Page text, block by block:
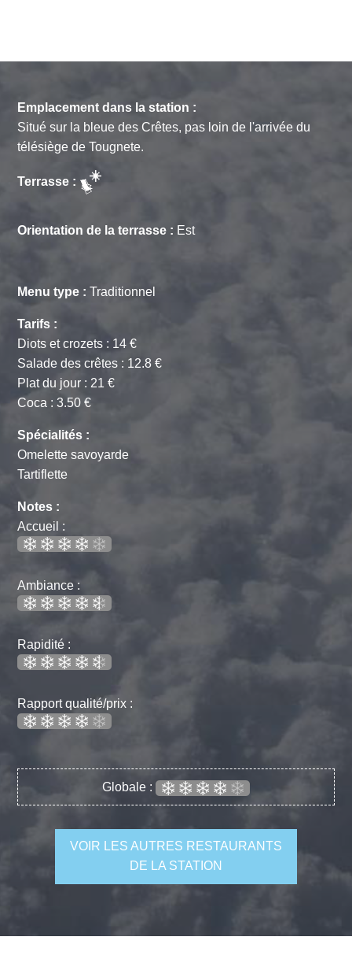
Emplacement dans la station :
Situé sur la bleue des Crêtes, pas loin de l'arrivée du
télésiège de Tougnete.
Terrasse :
Orientation de la terrasse : Est
Menu type : Traditionnel
Tarifs :
Diots et crozets : 14 €
Salade des crêtes : 12.8 €
Plat du jour : 21 €
Coca : 3.50 €
Spécialités :
Omelette savoyarde
Tartiflette
Notes :
Accueil :
Ambiance :
Rapidité :
Rapport qualité/prix :
Globale :
VOIR LES AUTRES RESTAURANTS
DE LA STATION